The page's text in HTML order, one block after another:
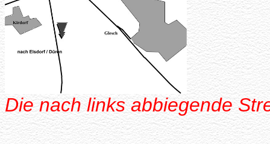
Die nach links abbiegende